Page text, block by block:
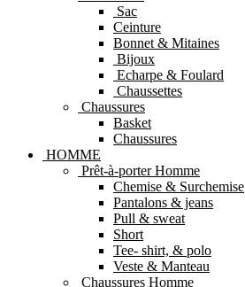
Sac
Ceinture
Bonnet & Mitaines
Bijoux
Echarpe & Foulard
Chaussettes
Chaussures
Basket
Chaussures
HOMME
Prêt-à-porter Homme
Chemise & Surchemise
Pantalons & jeans
Pull & sweat
Short
Tee- shirt, & polo
Veste & Manteau
Chaussures Homme